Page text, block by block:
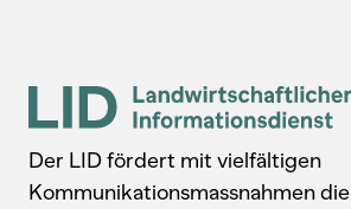
Der LID fördert mit vielfältigen
Kommunikationsmassnahmen